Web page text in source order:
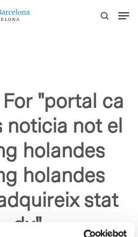
"portal ca
noticia not el
holandes
holandes
stat
dx"